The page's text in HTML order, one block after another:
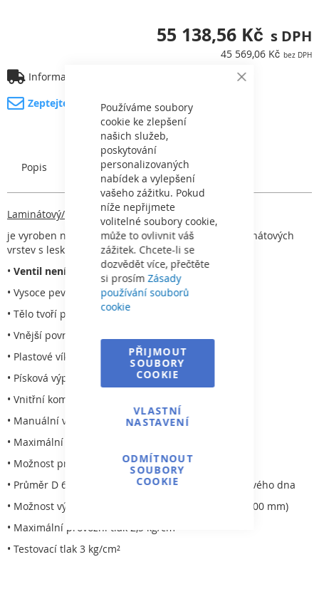
Close
Používáme soubory
cookie ke zlepšení
našich služeb,
poskytování
personalizovaných
nabídek a vylepšení
vašeho zážitku. Pokud
níže nepřijmete
volitelné soubory cookie,
může to ovlivnit váš
zážitek. Chcete-li se
dozvědět více, přečtěte
si prosímZásady
používání souborů
cookie
PŘIJMOUT
SOUBORY
COOKIE
VLASTNÍ
NASTAVENÍ
ODMÍTNOUT
SOUBORY
COOKIE
55 138,56 Kč
45 569,06 Kč
Informace o dopravě
Zeptejte se na produkt
Popis Charakteristický
Laminátový/vrstvený filtr série Nilo Eco
je vyroben nastříkáváním polyesterových a sklolaminátových
vrstev s lesklou povrchovou úpravou.
• Ventil není součástí balení
• Vysoce pevná polyesterová základna
• Tělo tvoří pouze 2 části
• Vnější povrch filtrace potažen gelovou barvou
• Plastové víko
• Písková výpusť u dna filtru o průměru 200 mm
• Vnitřní komponenty vyrobeny z PVC
• Manuální výpustní kohout s 1“ ventilem
• Maximální pracovní teplota 40 °C
• Možnost průhledu do filtrace
• Průměr D 650, možnost tryskového nebo kolektorového dna
• Možnost výšky filtračního lože 1/1,2 m (L = 1000/1200 mm)
• Maximální provozní tlak 2,5 kg/cm²
• Testovací tlak 3 kg/cm²